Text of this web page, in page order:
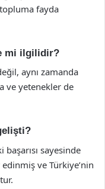
fayda
mi ilgilidir?
aynı zamanda
ve yetenekler de
başarısı sayesinde
ve Türkiye’nin